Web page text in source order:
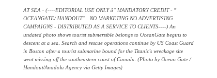
AT SEA - (----EDITORIAL USE ONLY â" MANDATORY CREDIT - "
OCEANGATE/ HANDOUT" - NO MARKETING NO ADVERTISING
CAMPAIGNS - DISTRIBUTED AS A SERVICE TO CLIENTS----) An
undated photo shows tourist submersible belongs to OceanGate begins to
descent at a sea. Search and rescue operations continue by US Coast Guard
in Boston after a tourist submarine bound for the Titanic's wreckage site
went missing off the southeastern coast of Canada. (Photo by Ocean Gate /
Handout/Anadolu Agency via Getty Images)